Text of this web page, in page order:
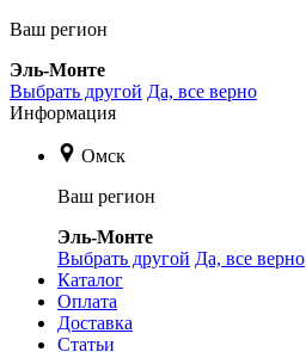
Ваш регион
Эль-Монте
Выбрать другой Да, все верно
Информация
Омск
Ваш регион
Эль-Монте
Выбрать другой Да, все верно
Каталог
Оплата
Доставка
Статьи